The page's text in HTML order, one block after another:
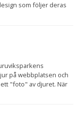
som följer deras
på webbplatsen och
"foto" av djuret. När